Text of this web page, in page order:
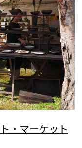
・マーケット